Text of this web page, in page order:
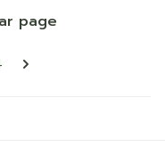
la page
page